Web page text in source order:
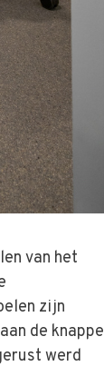
van het
zijn
de knappe
werd